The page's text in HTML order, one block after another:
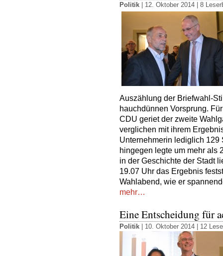
Politik | 12. Oktober 2014 | 8
Auszählung der Briefwahl-
hauchdünnen Vorsprung.
CDU geriet der zweite
verglichen mit ihrem
Unternehmerin lediglich
hingegen legte um mehr als
in der Geschichte der Stadt
19.07 Uhr das Ergebnis
Wahlabend, wie er
mehr…
Eine Entscheidung für
Politik | 10. Oktober 2014 | 12